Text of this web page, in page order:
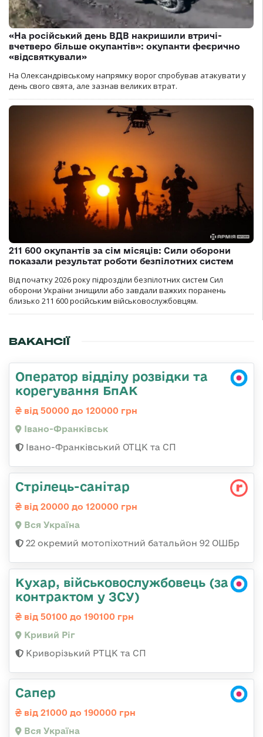
«На російський день ВДВ накришили втричі-
вчетверо більше окупантів»: окупанти феєрично
«відсвяткували»
На Олександрівському напрямку ворог спробував атакувати у
день свого свята, але зазнав великих втрат.
211 600 окупантів за сім місяців: Сили оборони
показали результат роботи безпілотних систем
Від початку 2026 року підрозділи безпілотних систем Сил
оборони України знищили або завдали важких поранень
близько 211 600 російським військовослужбовцям.
ВАКАНСІЇ
Оператор відділу розвідки та
корегування БпАК
від 50000 до 120000 грн
Івано-Франківськ
Івано-Франківський ОТЦК та СП
Стрілець-санітар
від 20000 до 120000 грн
Вся Україна
22 окремий мотопіхотний батальйон 92 ОШБр
Кухар, військовослужбовець (за
контрактом у ЗСУ)
від 50100 до 190100 грн
Кривий Ріг
Криворізький РТЦК та СП
Сапер
від 21000 до 190000 грн
Вся Україна